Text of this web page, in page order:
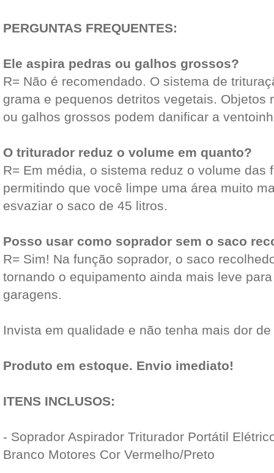
PERGUNTAS FREQUENTES:
Ele aspira pedras ou galhos grossos?
R= Não é recomendado. O sistema de
grama e pequenos detritos vegetais. Objetos
ou galhos grossos podem danificar a
O triturador reduz o volume em quanto?
R= Em média, o sistema reduz o volume das
permitindo que você limpe uma área muito
esvaziar o saco de 45 litros.
Posso usar como soprador sem o saco
R= Sim! Na função soprador, o saco
tornando o equipamento ainda mais leve
garagens.
Invista em qualidade e não tenha mais dor
Produto em estoque. Envio imediato!
ITENS INCLUSOS:
- Soprador Aspirador Triturador Portátil
Branco Motores Cor Vermelho/Preto